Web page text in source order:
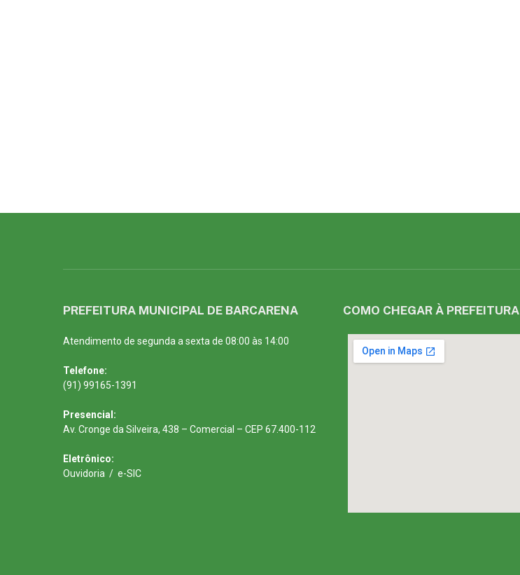
PREFEITURA MUNICIPAL DE BARCARENA
Atendimento de segunda a sexta de 08:00 às 14:00
Telefone:
(91) 99165-1391
Presencial:
Av. Cronge da Silveira, 438 – Comercial – CEP 67.400-112
Eletrônico:
Ouvidoria / e-SIC
COMO CHEGAR À PREFEITURA